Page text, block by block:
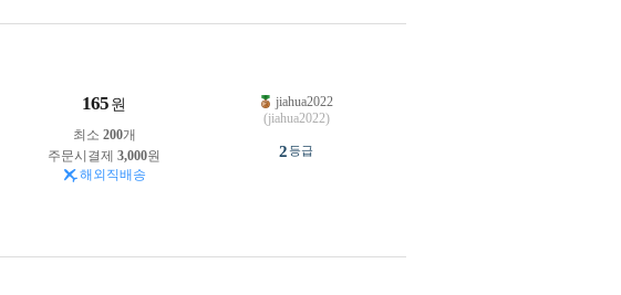
165 원
최소 200개
주문시결제 3,000원
해외직배송
jiahua2022
(jiahua2022)
2등급